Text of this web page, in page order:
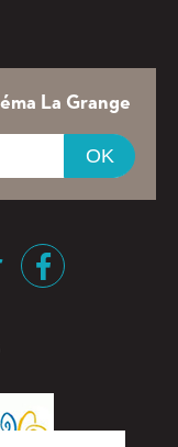
La Grange
OK